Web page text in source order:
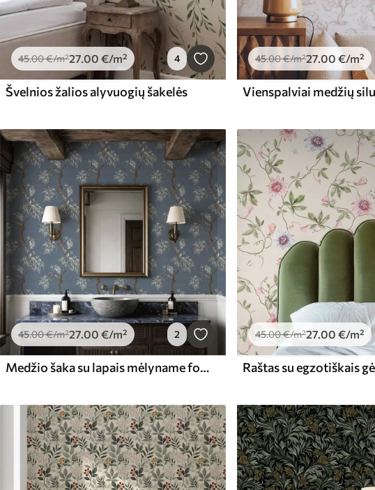
45.00€/m²27.00 €/m² 4
Švelnios žalios alyvuogių šakelės
45.00€/m²27.00 €/m²
45.00€/m²27.00 €/m² 2
Medžio šaka su lapais mėlyname fone
45.00€/m²27.00 €/m²